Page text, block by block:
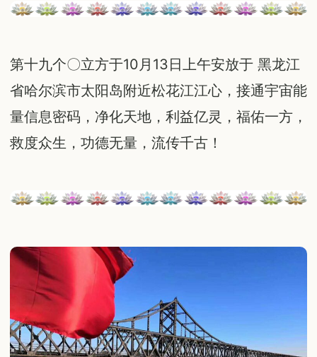
第十九个〇立方于10月13日上午安放于 黑龙江
省哈尔滨市太阳岛附近松花江江心，接通宇宙能
量信息密码，净化天地，利益亿灵，福佑一方，
救度众生，功德无量，流传千古！